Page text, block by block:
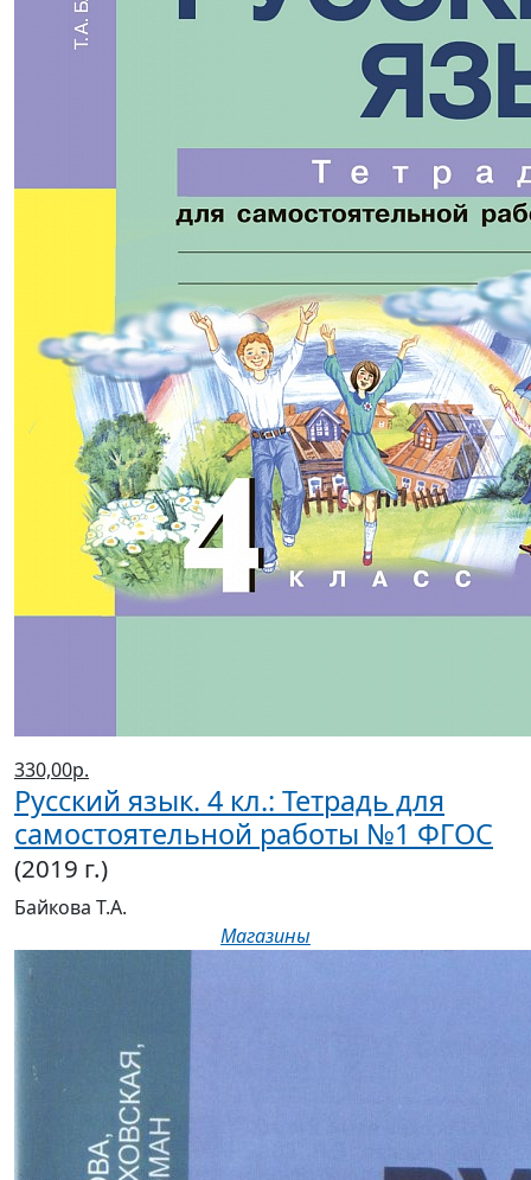
330,00р.
Русский язык. 4 кл.: Тетрадь для
самостоятельной работы №1 ФГОС
(2019 г.)
Байкова Т.А.